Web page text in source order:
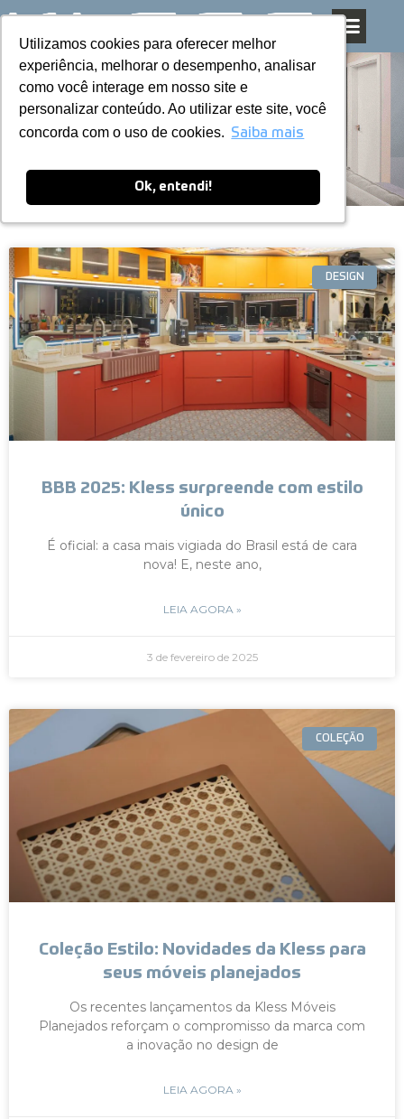
Utilizamos cookies para oferecer melhor
experiência, melhorar o desempenho, analisar
como você interage em nosso site e
personalizar conteúdo. Ao utilizar este site, você
concorda com o uso de cookies. Saiba mais
Ok, entendi!
Utilizamos cookies para oferecer melhor
experiência, melhorar o desempenho, analisar
como você interage em nosso site e
personalizar conteúdo. Ao utilizar este site, você
concorda com o uso de cookies. Saiba mais
Ok, entendi!
Pular
para
o
conteúdo
Blog
DESIGN
BBB 2025: Kless surpreende com estilo
único
É oficial: a casa mais vigiada do Brasil está de cara
nova! E, neste ano,
LEIA AGORA »
3 de fevereiro de 2025
COLEÇÃO
Coleção Estilo: Novidades da Kless para
seus móveis planejados
Os recentes lançamentos da Kless Móveis
Planejados reforçam o compromisso da marca com
a inovação no design de
LEIA AGORA »